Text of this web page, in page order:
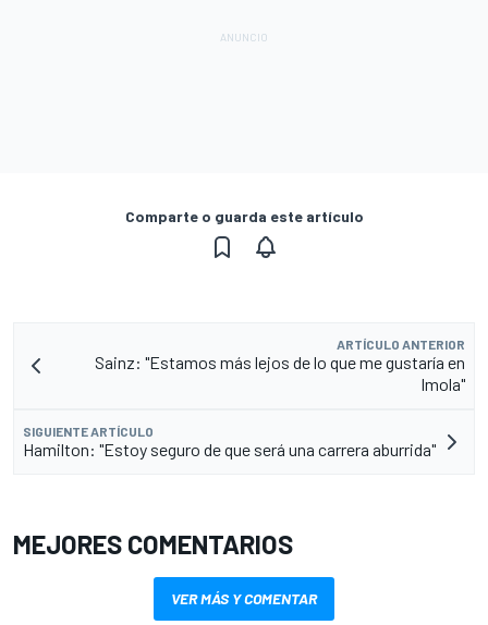
Comparte o guarda este artículo
ARTÍCULO ANTERIOR
Sainz: "Estamos más lejos de lo que me gustaría en
Imola"
SIGUIENTE ARTÍCULO
Hamilton: "Estoy seguro de que será una carrera aburrida"
MEJORES COMENTARIOS
VER MÁS Y COMENTAR